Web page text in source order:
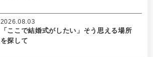
「ここで結婚式がしたい」そう思える場所
を探して
2026.08.03